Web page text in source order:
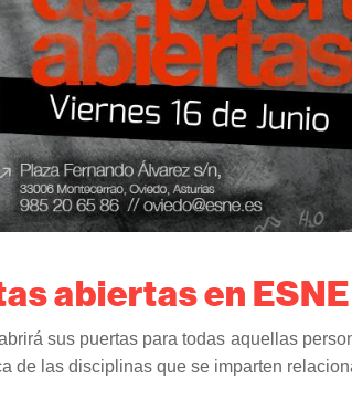
abiertas en
sus puertas para todas aquellas
de las disciplinas que se imparten